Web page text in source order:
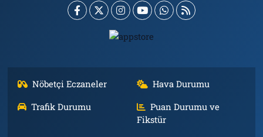
Nöbetçi Eczaneler
Hava Durumu
Trafik Durumu
Puan Durumu ve
Fikstür